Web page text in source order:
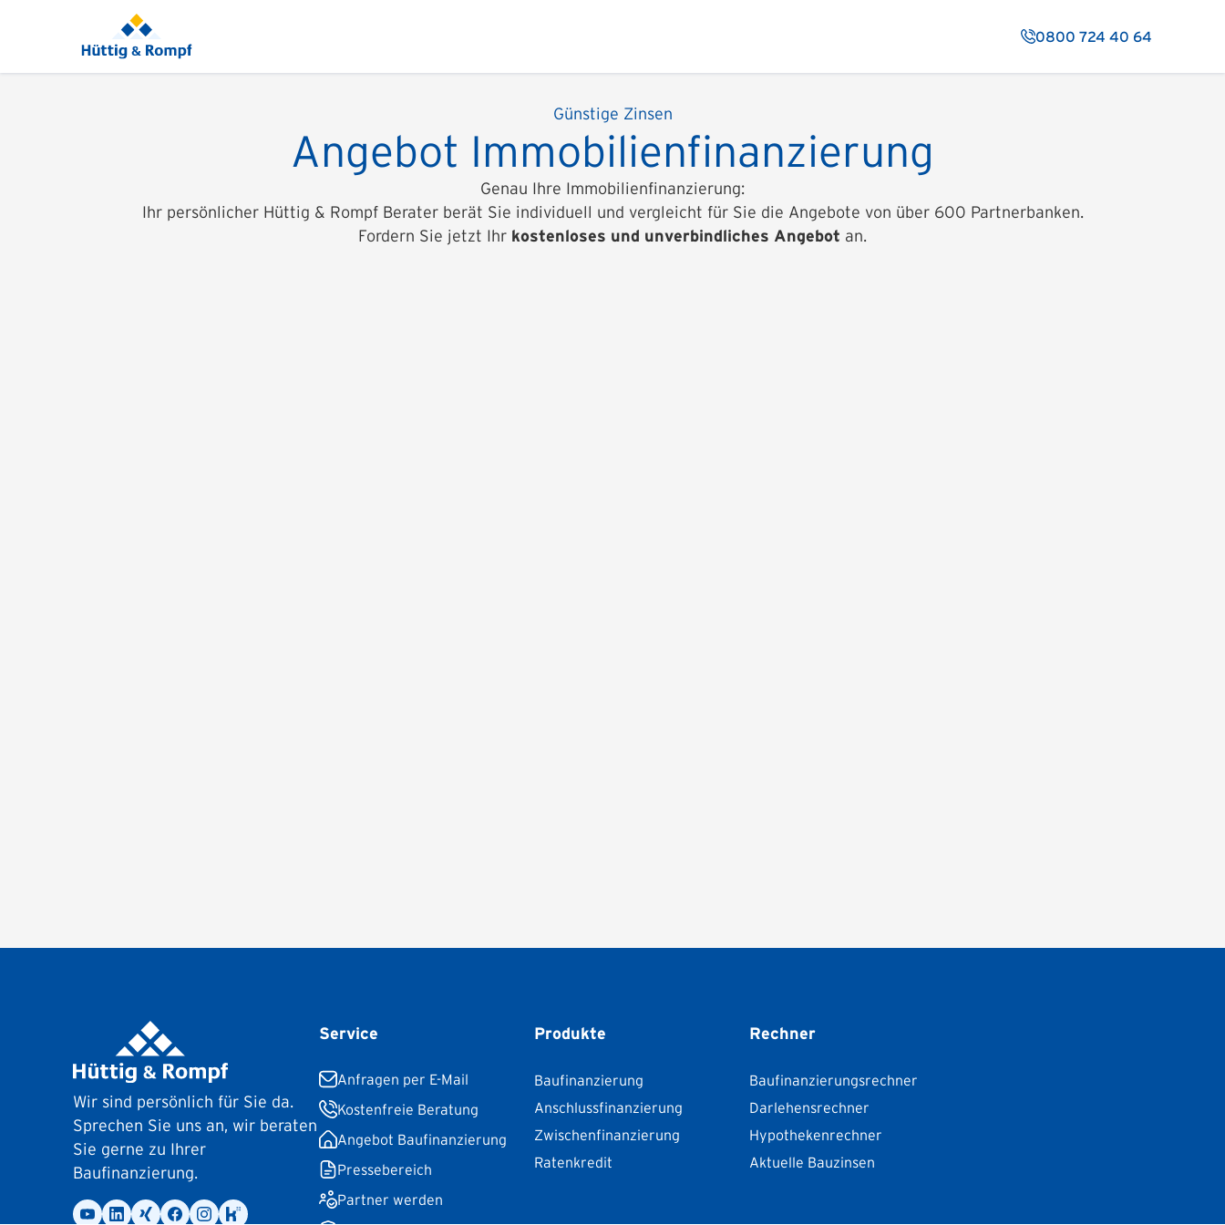
0800 724 40 64
Günstige Zinsen
Angebot Immobilienfinanzierung
Genau Ihre Immobilienfinanzierung:
Ihr persönlicher Hüttig & Rompf Berater berät Sie individuell und vergleicht für Sie die Angebote von über 600 Partnerbanken.
Fordern Sie jetzt Ihr kostenloses und unverbindliches Angebot an.
Wir sind persönlich für Sie da.
Sprechen Sie uns an, wir beraten
Sie gerne zu Ihrer
Baufinanzierung.
Service
Anfragen per E-Mail
Kostenfreie Beratung
Angebot Baufinanzierung
Pressebereich
Partner werden
Produkte
Baufinanzierung
Anschlussfinanzierung
Zwischenfinanzierung
Ratenkredit
Rechner
Baufinanzierungsrechner
Darlehensrechner
Hypothekenrechner
Aktuelle Bauzinsen